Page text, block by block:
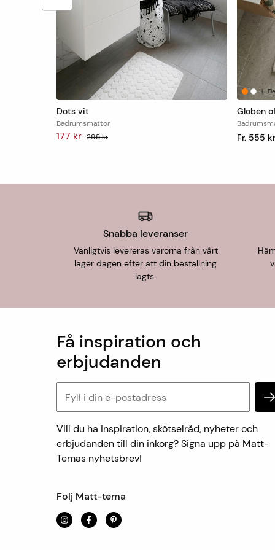
Dots vit
Badrumsmattor
177 kr 295 kr
|
Globen
Fr. 555 kr
Snabba leveranser
Vanligtvis levereras varorna från vårt
lager dagen efter att din beställning
lagts.
Få inspiration och
erbjudanden
Vill du ha inspiration, skötselråd, nyheter och
erbjudanden till din inkorg? Signa upp på Matt-
Temas nyhetsbrev!
Följ Matt-tema